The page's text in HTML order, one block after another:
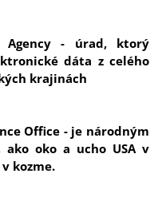
Agency - úrad, ktorý
dáta z celého
krajinách
Office - je národným
oko a ucho USA v
kozme.